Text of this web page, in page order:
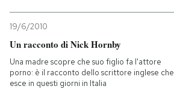
19/6/2010
Un racconto di Nick Hornby
Una madre scopre che suo figlio fa l'attore
porno: è il racconto dello scrittore inglese che
esce in questi giorni in Italia